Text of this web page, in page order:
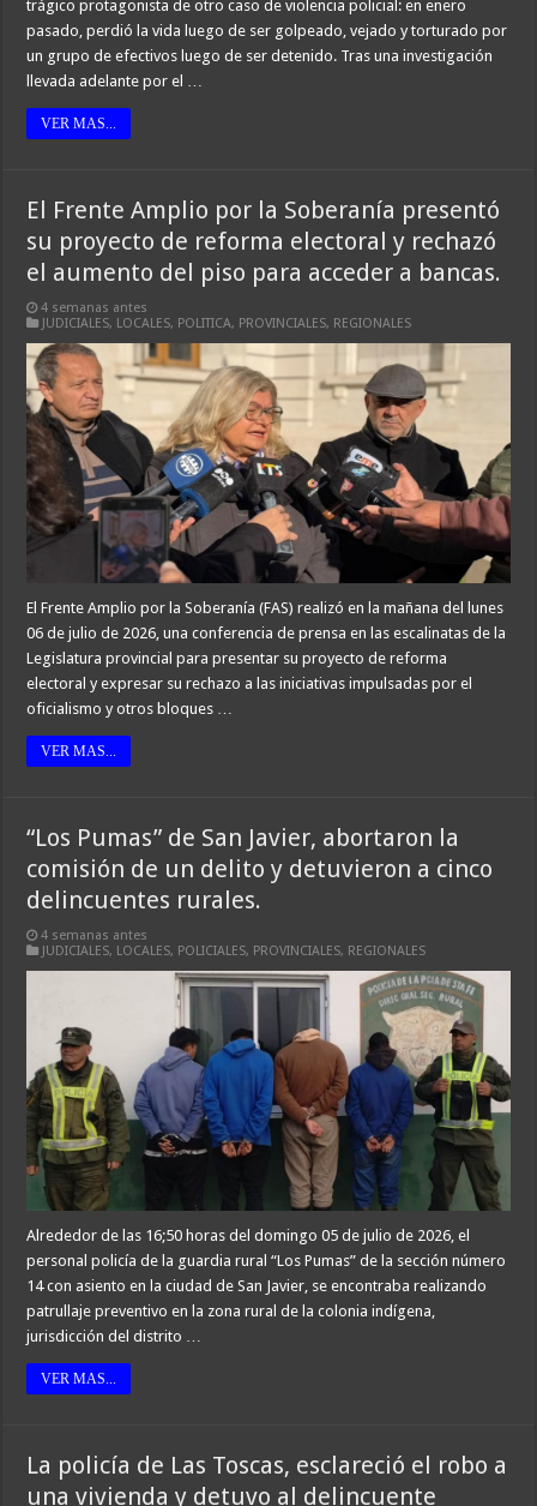
trágico protagonista de otro caso de violencia policial: en enero
pasado, perdió la vida luego de ser golpeado, vejado y torturado por
un grupo de efectivos luego de ser detenido. Tras una investigación
llevada adelante por el …
VER MAS...
El Frente Amplio por la Soberanía presentó
su proyecto de reforma electoral y rechazó
el aumento del piso para acceder a bancas.
4 semanas antes
JUDICIALES, LOCALES, POLITICA, PROVINCIALES, REGIONALES
El Frente Amplio por la Soberanía (FAS) realizó en la mañana del lunes
06 de julio de 2026, una conferencia de prensa en las escalinatas de la
Legislatura provincial para presentar su proyecto de reforma
electoral y expresar su rechazo a las iniciativas impulsadas por el
oficialismo y otros bloques …
VER MAS...
“Los Pumas” de San Javier, abortaron la
comisión de un delito y detuvieron a cinco
delincuentes rurales.
4 semanas antes
JUDICIALES, LOCALES, POLICIALES, PROVINCIALES, REGIONALES
Alrededor de las 16;50 horas del domingo 05 de julio de 2026, el
personal policía de la guardia rural “Los Pumas” de la sección número
14 con asiento en la ciudad de San Javier, se encontraba realizando
patrullaje preventivo en la zona rural de la colonia indígena,
jurisdicción del distrito …
VER MAS...
La policía de Las Toscas, esclareció el robo a
una vivienda y detuvo al delincuente